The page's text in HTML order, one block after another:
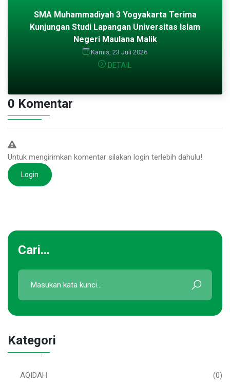
SMA Muhammadiyah 3 Yogyakarta Terima
Kunjungan Studi Lapangan Universitas Islam
Negeri Maulana Malik
Kamis, 23 Juli 2026
DETAIL
0 Komentar
Untuk mengirimkan komentar silakan login terlebih dahulu!
Login
Cari...
Kategori
AQIDAH
(0)